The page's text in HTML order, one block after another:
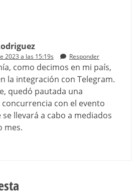
2023 a las 15:19s Responder
como decimos en mi país,
la integración con Telegram.
quedó pautada una
con el evento
se llevará a cabo a mediados
mes.